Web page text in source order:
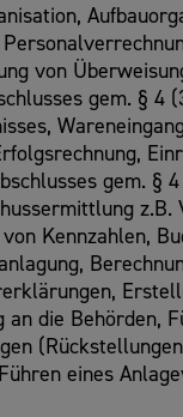
von
gem. § 4
gem. §
z.B.
Kennzahlen,
die Behörden,
eines